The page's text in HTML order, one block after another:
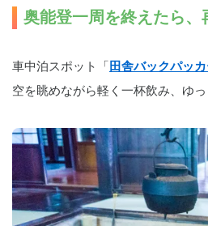
奥能登一周を終えたら、
車中泊スポット「 田舎バックパッ
空を眺めながら軽く一杯飲み、ゆ